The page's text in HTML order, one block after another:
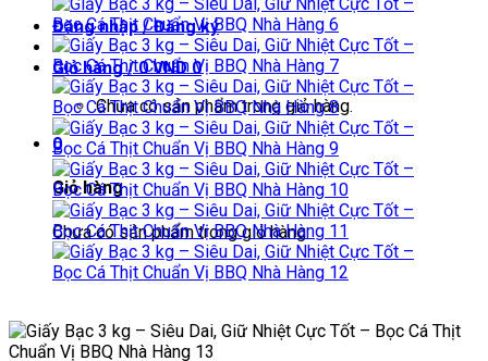
Đăng nhập / Đăng ký
Giỏ hàng /0VND 0
Chưa có sản phẩm trong giỏ hàng.
0
Giỏ hàng
Chưa có sản phẩm trong giỏ hàng.